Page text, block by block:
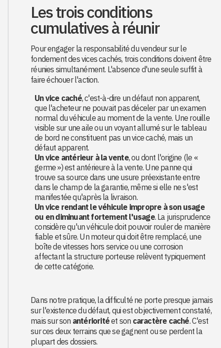
Les trois conditions
cumulatives à réunir
Pour engager la responsabilité du vendeur sur le
fondement des vices cachés, trois conditions doivent être
réunies simultanément. L'absence d'une seule suffit à
faire échouer l'action.
Un vice caché, c'est-à-dire un défaut non apparent,
que l'acheteur ne pouvait pas déceler par un examen
normal du véhicule au moment de la vente. Une rouille
visible sur une aile ou un voyant allumé sur le tableau
de bord ne constituent pas un vice caché, mais un
défaut apparent.
Un vice antérieur à la vente, ou dont l'origine (le «
germe ») est antérieure à la vente. Une panne qui
trouve sa source dans une usure préexistante entre
dans le champ de la garantie, même si elle ne s'est
manifestée qu'après la livraison.
Un vice rendant le véhicule impropre à son usage
ou en diminuant fortement l'usage. La jurisprudence
considère qu'un véhicule doit pouvoir rouler de manière
fiable et sûre. Un moteur qui doit être remplacé, une
boîte de vitesses hors service ou une corrosion
affectant la structure porteuse relèvent typiquement
de cette catégorie.
Dans notre pratique, la difficulté ne porte presque jamais
sur l'existence du défaut, qui est objectivement constaté,
mais sur son antérioritéet son caractère caché. C'est
sur ces deux terrains que se gagnent ou se perdent la
plupart des dossiers.